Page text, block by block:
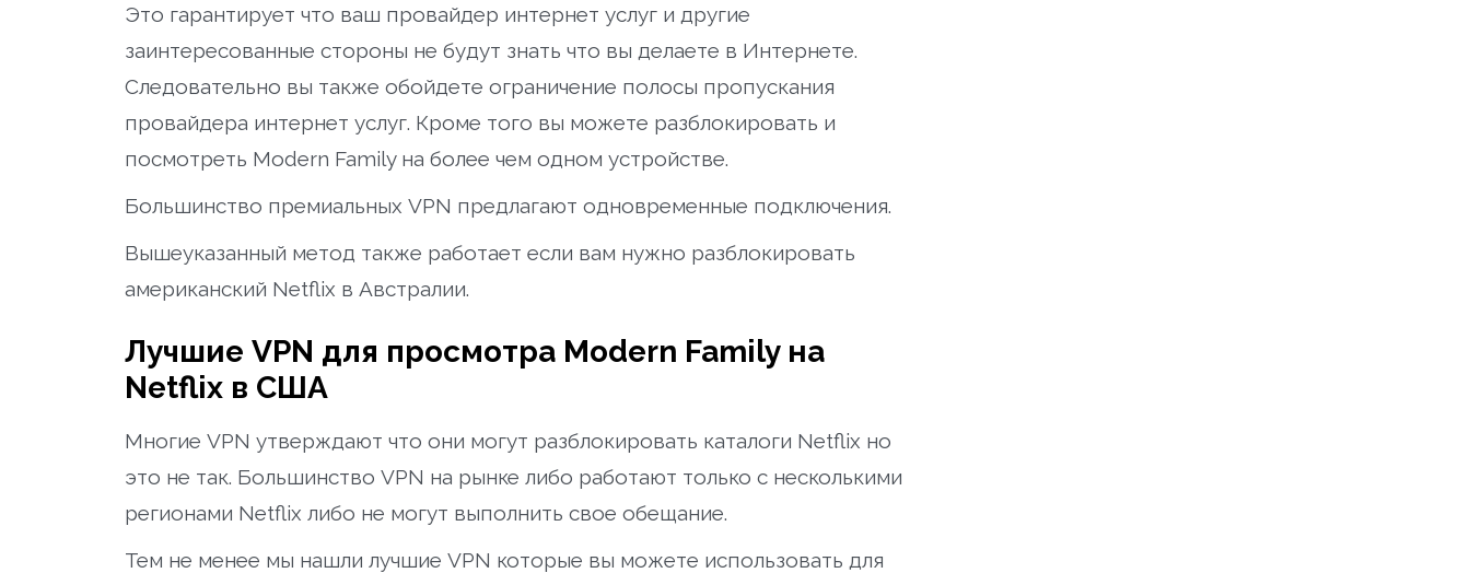
Это гарантирует что ваш провайдер интернет услуг и другие
заинтересованные стороны не будут знать что вы делаете в Интернете.
Следовательно вы также обойдете ограничение полосы пропускания
провайдера интернет услуг. Кроме того вы можете разблокировать и
посмотреть Modern Family на более чем одном устройстве.
Большинство премиальных VPN предлагают одновременные подключения.
Вышеуказанный метод также работает если вам нужно разблокировать
американский Netflix в Австралии.
Лучшие VPN для просмотра Modern Family на
Netflix в США
Многие VPN утверждают что они могут разблокировать каталоги Netflix но
это не так. Большинство VPN на рынке либо работают только с несколькими
регионами Netflix либо не могут выполнить свое обещание.
Тем не менее мы нашли лучшие VPN которые вы можете использовать для